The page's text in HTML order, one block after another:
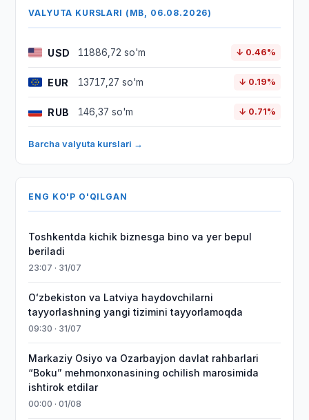
VALYUTA KURSLARI (MB, 06.08.2026)
USD 11886,72 so'm ↓ 0.46%
EUR 13717,27 so'm ↓ 0.19%
RUB 146,37 so'm ↓ 0.71%
Barcha valyuta kurslari →
ENG KO'P O'QILGAN
Toshkentda kichik biznesga bino va yer bepul
beriladi
23:07 · 31/07
Oʻzbekiston va Latviya haydovchilarni
tayyorlashning yangi tizimini tayyorlamoqda
09:30 · 31/07
Markaziy Osiyo va Ozarbayjon davlat rahbarlari
“Boku” mehmonxonasining ochilish marosimida
ishtirok etdilar
00:00 · 01/08